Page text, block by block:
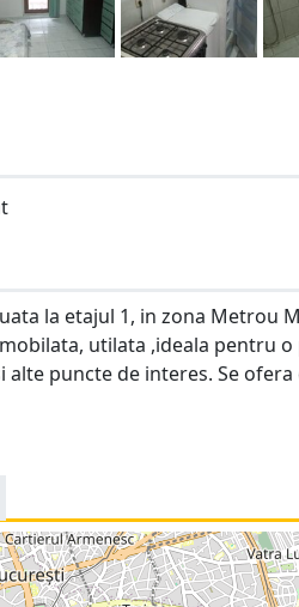
la etajul 1, in zona Metrou
utilata ,ideala pentru o
puncte de interes. Se ofera